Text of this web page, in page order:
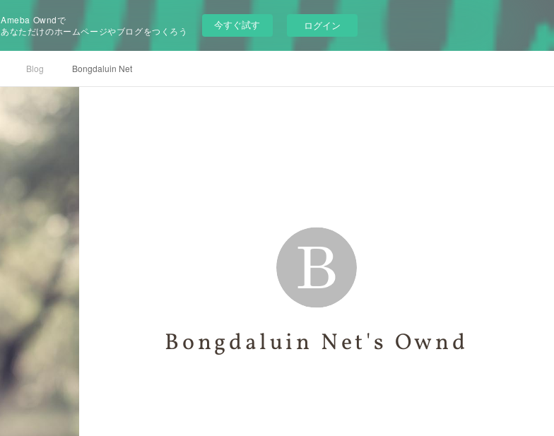
Ameba Owndで
あなただけのホームページやブログをつくろう
今すぐ試す ログイン
Blog Bongdaluin Net
Bongdaluin Net's Ownd